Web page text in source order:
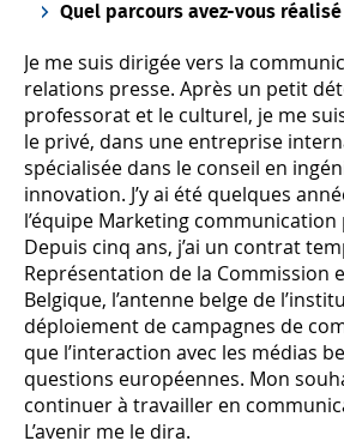
Quel parcours avez-vous
Je me suis dirigée vers la
relations presse. Après un petit
professorat et le culturel, je me
le privé, dans une entreprise
spécialisée dans le conseil en
innovation. J’y ai été quelques
l’équipe Marketing communication
Depuis cinq ans, j’ai un contrat
Représentation de la Commission
Belgique, l’antenne belge de
déploiement de campagnes de
que l’interaction avec les médias
questions européennes. Mon
continuer à travailler en
L’avenir me le dira.